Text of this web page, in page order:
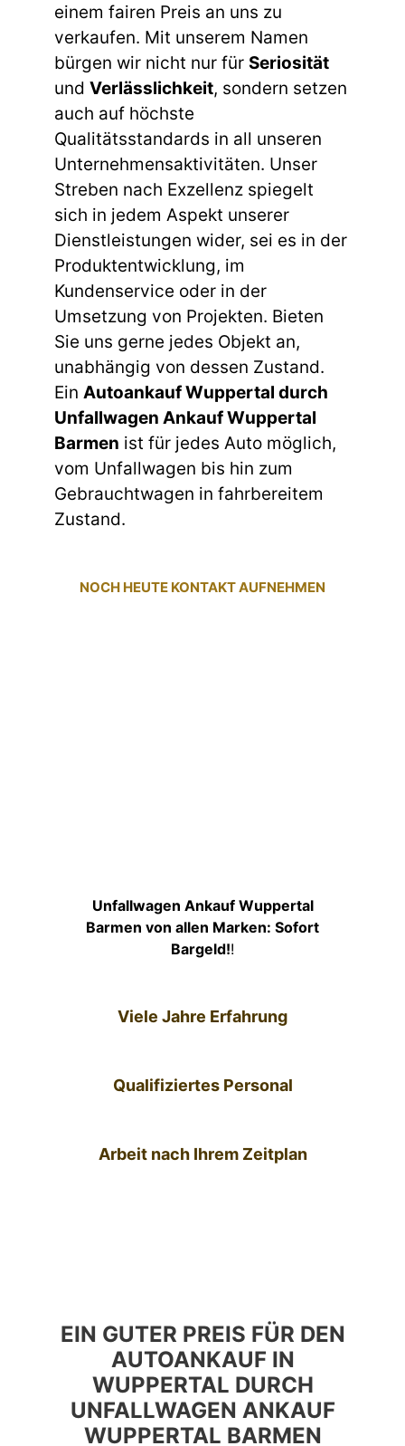
einem fairen Preis an uns zu
verkaufen. Mit unserem Namen
bürgen wir nicht nur für Seriosität
und Verlässlichkeit, sondern setzen
auch auf höchste
Qualitätsstandards in all unseren
Unternehmensaktivitäten. Unser
Streben nach Exzellenz spiegelt
sich in jedem Aspekt unserer
Dienstleistungen wider, sei es in der
Produktentwicklung, im
Kundenservice oder in der
Umsetzung von Projekten. Bieten
Sie uns gerne jedes Objekt an,
unabhängig von dessen Zustand.
Ein Autoankauf Wuppertal durch
Unfallwagen Ankauf Wuppertal
Barmen ist für jedes Auto möglich,
vom Unfallwagen bis hin zum
Gebrauchtwagen in fahrbereitem
Zustand.
NOCH HEUTE KONTAKT AUFNEHMEN
Unfallwagen Ankauf Wuppertal
Barmen von allen Marken: Sofort
Bargeld!!
Viele Jahre Erfahrung
Qualifiziertes Personal
Arbeit nach Ihrem Zeitplan
EIN GUTER PREIS FÜR DEN
AUTOANKAUF IN
WUPPERTAL DURCH
UNFALLWAGEN ANKAUF
WUPPERTAL BARMEN